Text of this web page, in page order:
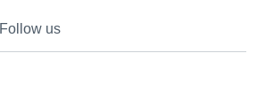
Follow us